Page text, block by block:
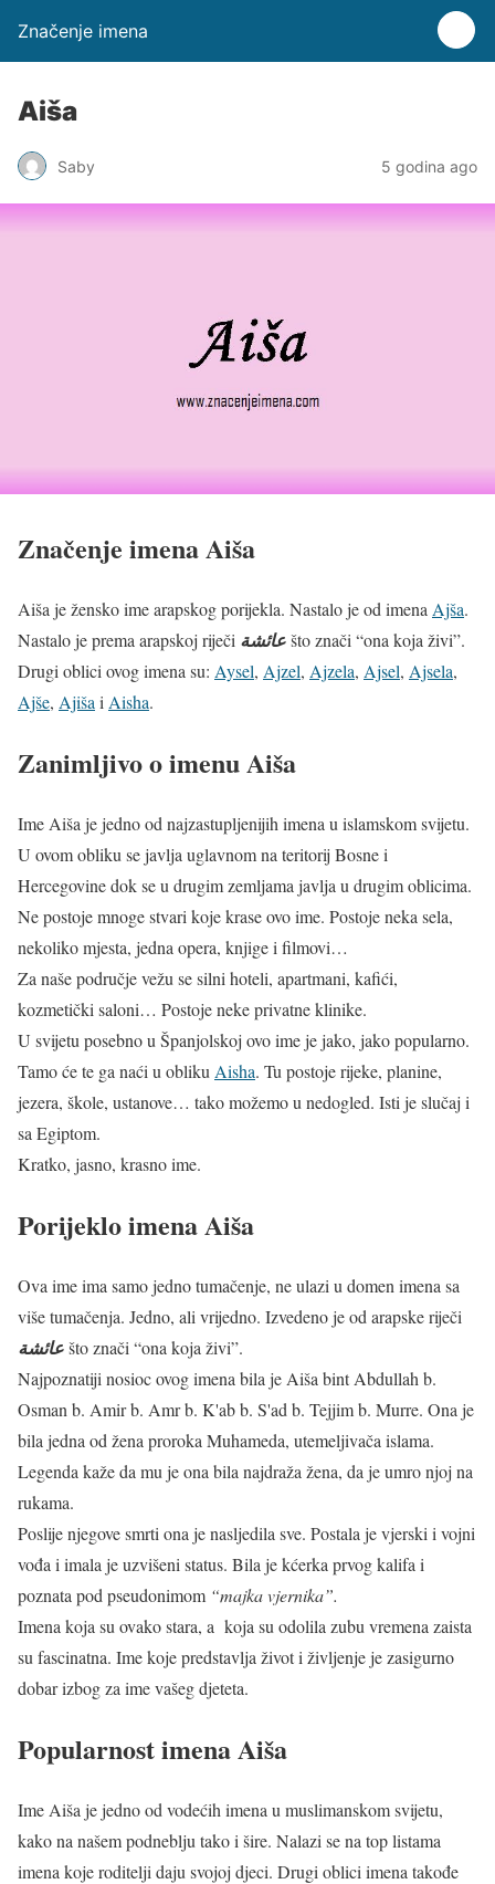
Značenje imena
Aiša
Saby 5 godina ago
Značenje imena Aiša
Aiša je žensko ime arapskog porijekla. Nastalo je od imena Ajša.
Nastalo je prema arapskoj riječi عائشةšto znači “ona koja živi”.
Drugi oblici ovog imena su: Aysel, Ajzel, Ajzela, Ajsel, Ajsela,
Ajše, Ajiša i Aisha.
Zanimljivo o imenu Aiša
Ime Aiša je jedno od najzastupljenijih imena u islamskom svijetu.
U ovom obliku se javlja uglavnom na teritorij Bosne i
Hercegovine dok se u drugim zemljama javlja u drugim oblicima.
Ne postoje mnoge stvari koje krase ovo ime. Postoje neka sela,
nekoliko mjesta, jedna opera, knjige i filmovi…
Za naše područje vežu se silni hoteli, apartmani, kafići,
kozmetički saloni… Postoje neke privatne klinike.
U svijetu posebno u Španjolskoj ovo ime je jako, jako popularno.
Tamo će te ga naći u obliku Aisha. Tu postoje rijeke, planine,
jezera, škole, ustanove… tako možemo u nedogled. Isti je slučaj i
sa Egiptom.
Kratko, jasno, krasno ime.
Porijeklo imena Aiša
Ova ime ima samo jedno tumačenje, ne ulazi u domen imena sa
više tumačenja. Jedno, ali vrijedno. Izvedeno je od arapske riječi
عائشةšto znači “ona koja živi”.
Najpoznatiji nosioc ovog imena bila je Aiša bint Abdullah b.
Osman b. Amir b. Amr b. K'ab b. S'ad b. Tejjim b. Murre. Ona je
bila jedna od žena proroka Muhameda, utemeljivača islama.
Legenda kaže da mu je ona bila najdraža žena, da je umro njoj na
rukama.
Poslije njegove smrti ona je nasljedila sve. Postala je vjerski i vojni
vođa i imala je uzvišeni status. Bila je kćerka prvog kalifa i
poznata pod pseudonimom “majka vjernika”.
Imena koja su ovako stara, a koja su odolila zubu vremena zaista
su fascinatna. Ime koje predstavlja život i življenje je zasigurno
dobar izbog za ime vašeg djeteta.
Popularnost imena Aiša
Ime Aiša je jedno od vodećih imena u muslimanskom svijetu,
kako na našem podneblju tako i šire. Nalazi se na top listama
imena koje roditelji daju svojoj djeci. Drugi oblici imena takođe